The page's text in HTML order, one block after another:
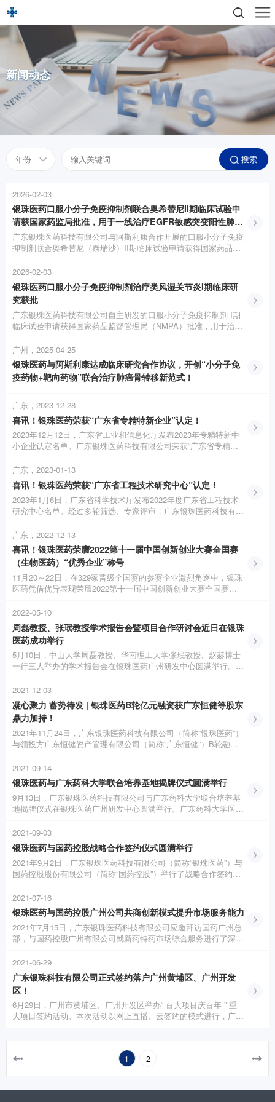
新闻动态
搜索
2026-02-03
银珠医药口服小分子免疫抑制剂联合奥希替尼II期临床试验申
请获国家药监局批准，用于一线治疗EGFR敏感突变阳性肺癌
骨转移患者
广东银珠医药科技有限公司与阿斯利康合作开展的口服小分子免疫
抑制剂联合奥希替尼（泰瑞沙）II期临床试验申请获得国家药品监
2026-02-03
银珠医药口服小分子免疫抑制剂治疗类风湿关节炎I期临床研
究获批
广东银珠医药科技有限公司自主研发的口服小分子免疫抑制剂 I期
临床试验申请获得国家药品监督管理局（NMPA）批准，用于治疗
广州，2025-04-25
银珠医药与阿斯利康达成临床研究合作协议，开创“小分子免
疫药物+靶向药物”联合治疗肺癌骨转移新范式！
广东，2023-12-28
喜讯！银珠医药荣获“广东省专精特新企业”认定！
2023年12月12日，广东省工业和信息化厅发布2023年专精特新中
小企业认定名单。广东银珠医药科技有限公司荣获“广东省专精特
广东，2023-01-13
喜讯！银珠医药荣获“广东省工程技术研究中心”认定！
2023年1月6日，广东省科学技术厅发布2022年度广东省工程技术
研究中心名单。经过多轮筛选、专家评审，广东银珠医药科技有限
心”以创新性和综合研发能力获得认定！
广东，2022-12-13
喜讯！银珠医药荣膺2022第十一届中国创新创业大赛全国赛
（生物医药）“优秀企业”称号
11月20～22日，在329家晋级全国赛的参赛企业激烈角逐中，银珠
医药凭借优异表现荣膺2022第十一届中国创新创业大赛全国赛
2022-05-10
周磊教授、张珉教授学术报告会暨项目合作研讨会近日在银珠
医药成功举行
5月10日，中山大学周磊教授、华南理工大学张珉教授、赵赫博士
一行三人举办的学术报告会在银珠医药广州研发中心圆满举行。广
以及研发中心全体研发人员参会。
2021-12-03
凝心聚力 蓄势待发 | 银珠医药B轮亿元融资获广东恒健等股东
鼎力加持！
2021年11月24日，广东银珠医药科技有限公司（简称“银珠医药”）
与领投方广东恒健资产管理有限公司（简称“广东恒健”）B轮融资
2021-09-14
银珠医药与广东药科大学联合培养基地揭牌仪式圆满举行
9月13日，广东银珠医药科技有限公司与广东药科大学联合培养基
地揭牌仪式在银珠医药广州研发中心圆满举行。广东药科大学医药
技有限公司池研生董事长、副总经理张为群、研发副总监寇玉辉博
士、人事行政经理梁嘉丽参加揭牌仪式。
2021-09-03
银珠医药与国药控股战略合作签约仪式圆满举行
2021年9月2日，广东银珠医药科技有限公司（简称“银珠医药”）与
国药控股股份有限公司（简称“国药控股”）举行了战略合作签约仪
合作，开辟合作共赢的新局面！
2021-07-16
银珠医药与国药控股广州公司共商创新模式提升市场服务能力
2021年7月15日，广东银珠医药科技有限公司应邀拜访国药广州总
部，与国药控股广州有限公司就新药特药市场综合服务进行了深入
向等共同关注的问题进行开放式探讨，形成初步共识和持续推进计
划。
2021-06-29
广东银珠科技有限公司正式签约落户广州黄埔区、广州开发
区！
6月29日，广州市黄埔区、广州开发区举办“ 百大项目庆百年 ” 重
大项目签约活动。本次活动以网上直播、云签约的模式进行，广东
1 2